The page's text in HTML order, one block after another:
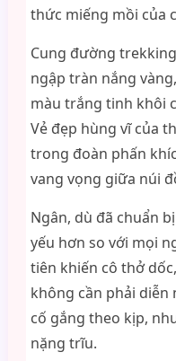
thức miếng mồi của
Cung đường
ngập tràn nắng
màu trắng tinh khôi
Vẻ đẹp hùng vĩ của
trong đoàn phấn
vang vọng giữa núi
Ngân, dù đã chuẩn
yếu hơn so với mọi
tiên khiến cô thở
không cần phải diễn
cố gắng theo kịp,
nặng trĩu.